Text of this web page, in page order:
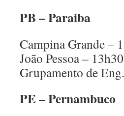
PB – Paraiba
Campina Grande –
João Pessoa –
Grupamento de
PE – Pernambuco